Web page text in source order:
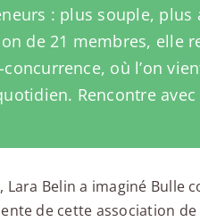
: plus souple,
de 21 membres, elle
où l’on
Rencontre
Lara Belin a imaginé Bulle
de cette association